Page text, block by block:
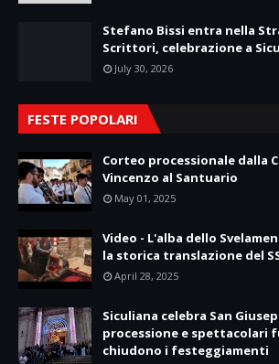
Stefano Bissi entra nella
Scrittori, celebrazione a
July 30, 2026
FESTE POPOLARI
Corteo processionale dalla
Vincenzo al Santuario
May 01, 2025
Video - L'alba dello
la storica translazione del
April 28, 2025
Siculiana celebra San
processione e spettacolari
chiudono i festeggiamenti